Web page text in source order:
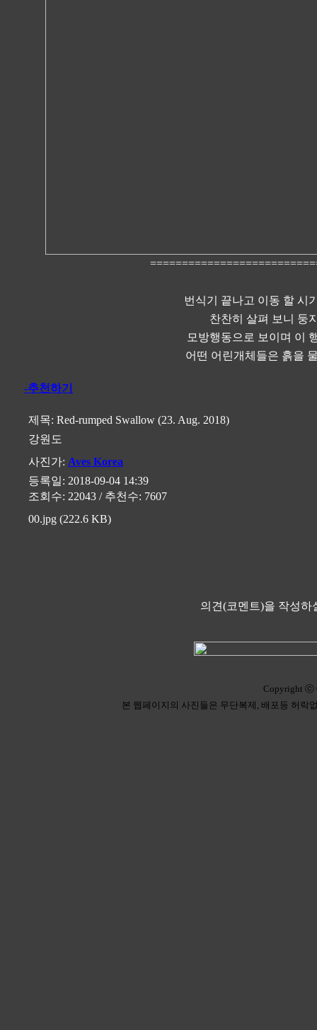
번식기 끝나고 이동 할 시
찬찬히 살펴 보니 둥
모방행동으로 보이며 이
어떤 어린개체들은 흙을
-추천하기
제목: Red-rumped Swallow (23. Aug. 2018)
강원도
사진가: Aves Korea
등록일: 2018-09-04 14:39
조회수: 22043 / 추천수: 7607
00.jpg (222.6 KB)
의견(코멘트)을 작성하
Copyright ⓒ
본 웹페이지의 사진들은 무단복제, 배포등 허락